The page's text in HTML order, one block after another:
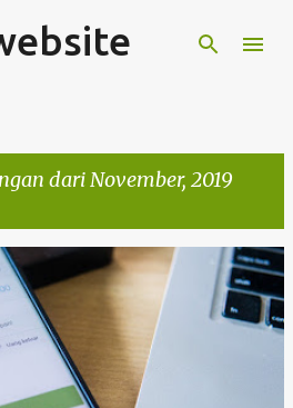
ke konten utama
dari November, 2019